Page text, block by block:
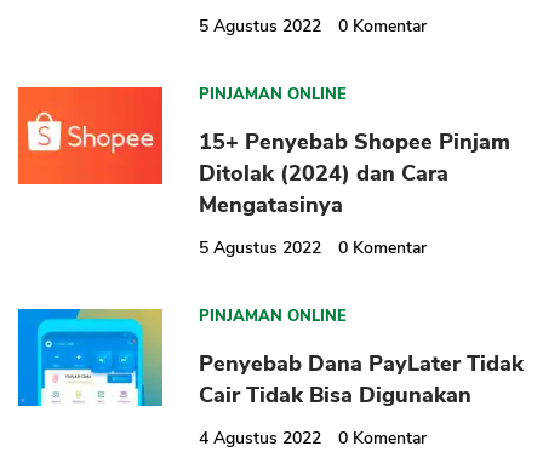
5 Agustus 2022 0 Komentar
PINJAMAN ONLINE
15+ Penyebab Shopee Pinjam
Ditolak (2024) dan Cara
Mengatasinya
5 Agustus 2022 0 Komentar
PINJAMAN ONLINE
Penyebab Dana PayLater Tidak
Cair Tidak Bisa Digunakan
4 Agustus 2022 0 Komentar